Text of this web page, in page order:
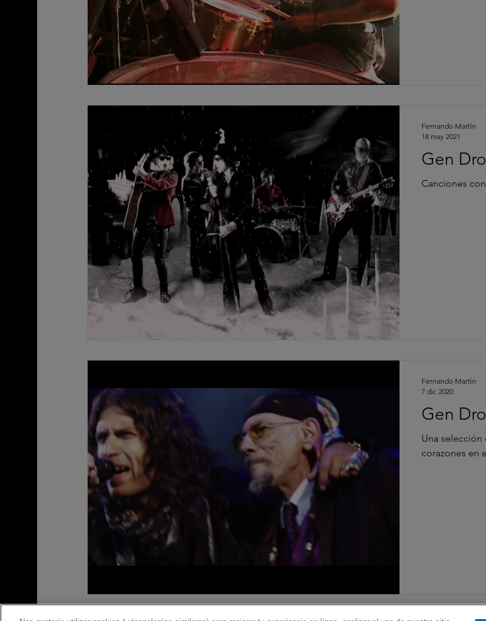
Gen
Canciones
Fernando Martín
18 may 2021
Gen
Una selección
corazones en
Fernando Martín
7 dic 2020